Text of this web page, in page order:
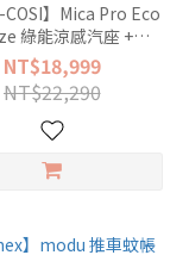
COSI】Mica Pro Eco
綠能涼感汽座 +
】Hopo多功能孕哺
涼感三麗鷗聯名系列
NT$18,999
NT$22,290